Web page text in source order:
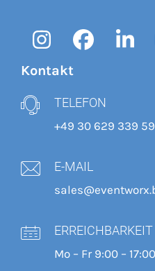
Instagram
Kontakt
TELEFON
+49 30 629 339
E-MAIL
ERREICHBARKEIT
Mo – Fr 9:00 – 17:00